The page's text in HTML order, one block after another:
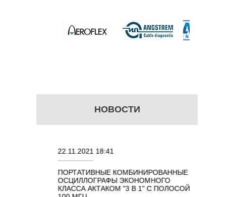
НОВОСТИ
22.11.2021 18:41
ПОРТАТИВНЫЕ КОМБИНИРОВАННЫЕ
ОСЦИЛЛОГРАФЫ ЭКОНОМНОГО
КЛАССА АКТАКОМ "3 В 1" С ПОЛОСОЙ